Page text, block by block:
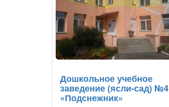
Дошкольное учебное
заведение (ясли-сад) №4
«Подснежник»